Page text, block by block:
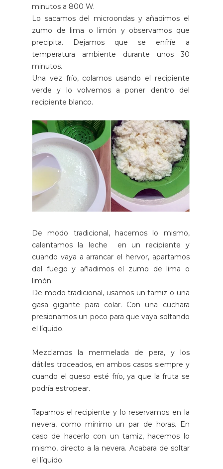
minutos a 800 W.
Lo sacamos del microondas y añadimos el
zumo de lima o limón y observamos que
precipita. Dejamos que se enfríe a
temperatura ambiente durante unos 30
minutos.
Una vez frío, colamos usando el recipiente
verde y lo volvemos a poner dentro del
recipiente blanco.
De modo tradicional, hacemos lo mismo,
calentamos la leche en un recipiente y
cuando vaya a arrancar el hervor, apartamos
del fuego y añadimos el zumo de lima o
limón.
De modo tradicional, usamos un tamiz o una
gasa gigante para colar. Con una cuchara
presionamos un poco para que vaya soltando
el líquido.
Mezclamos la mermelada de pera, y los
dátiles troceados, en ambos casos siempre y
cuando el queso esté frío, ya que la fruta se
podría estropear.
Tapamos el recipiente y lo reservamos en la
nevera, como mínimo un par de horas. En
caso de hacerlo con un tamiz, hacemos lo
mismo, directo a la nevera. Acabara de soltar
el líquido.